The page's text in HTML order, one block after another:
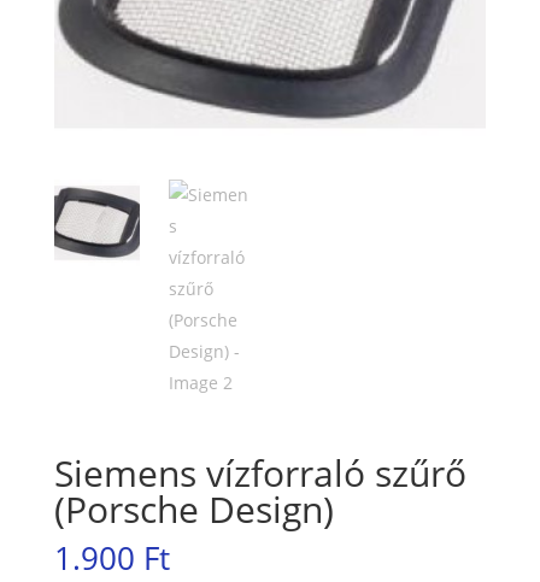
Siemens vízforraló szűrő
(Porsche Design)
1.900 Ft